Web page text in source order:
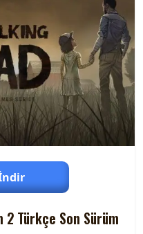
2 Türkçe Son Sürüm